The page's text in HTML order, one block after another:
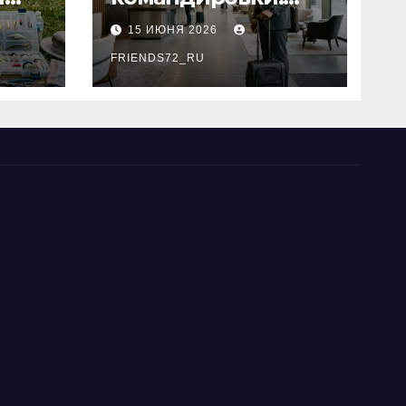
основные
критерии выбора
15 ИЮНЯ 2026
FRIENDS72_RU